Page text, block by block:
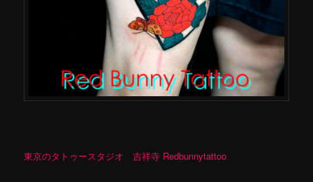
東京のタトゥースタジオ 吉祥寺 Redbunnytattoo